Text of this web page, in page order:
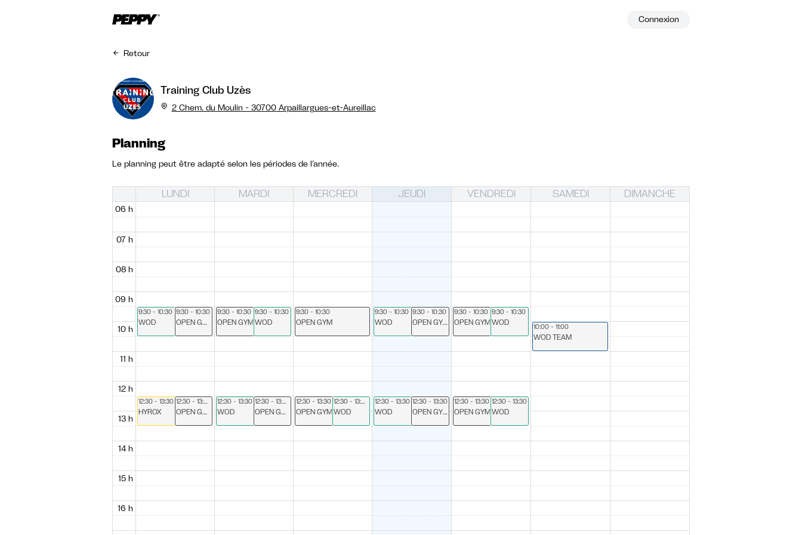
Connexion
Retour
Training Club Uzès
2 Chem. du Moulin - 30700 Arpaillargues-et-Aureillac
Planning
Le planning peut être adapté selon les périodes de l’année.
LUNDI MARDI MERCREDI JEUDI VENDREDI SAMEDI DIMANCHE
06 h
07 h
08 h
09 h
10 h
11 h
12 h
13 h
14 h
15 h
16 h
9:30 - 10:30
WOD
9:30 - 10:30
OPEN GYM
12:30 - 13:30
HYROX
12:30 - 13:30
OPEN GYM
9:30 - 10:30
OPEN GYM
9:30 - 10:30
WOD
12:30 - 13:30
WOD
12:30 - 13:30
OPEN GYM
12:30 - 13:30
OPEN GYM
12:30 - 13:30
WOD
9:30 - 10:30
OPEN GYM
9:30 - 10:30
WOD
9:30 - 10:30
OPEN GYM
12:30 - 13:30
WOD
12:30 - 13:30
OPEN GYM
9:30 - 10:30
OPEN GYM
9:30 - 10:30
WOD
12:30 - 13:30
OPEN GYM
12:30 - 13:30
WOD
10:00 - 11:00
WOD TEAM